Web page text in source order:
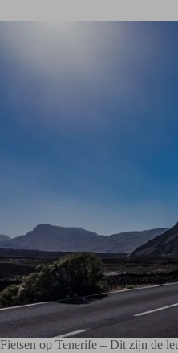
Fietsen op Tenerife – Dit zijn de